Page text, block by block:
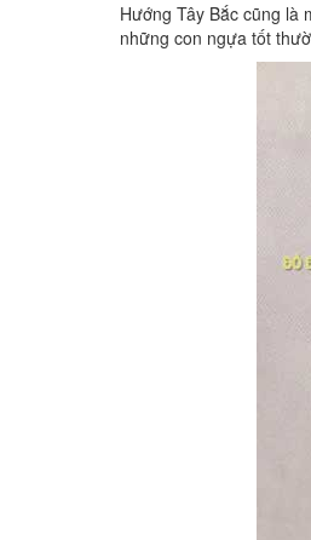
Hướng Tây Bắc cũng là
những con ngựa tốt